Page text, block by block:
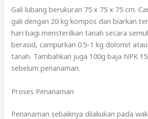
Gali lubang berukuran 75 x 75 x 75 cm.
gali dengan 20 kg kompos dan biarkan
hari bagi mensterilkan tanah secara
berasid, campurkan 0.5-1 kg dolomit
tanah. Tambahkan juga 100g baja NPK
sebelum penanaman.
Proses Penanaman
Penanaman sebaiknya dilakukan pada